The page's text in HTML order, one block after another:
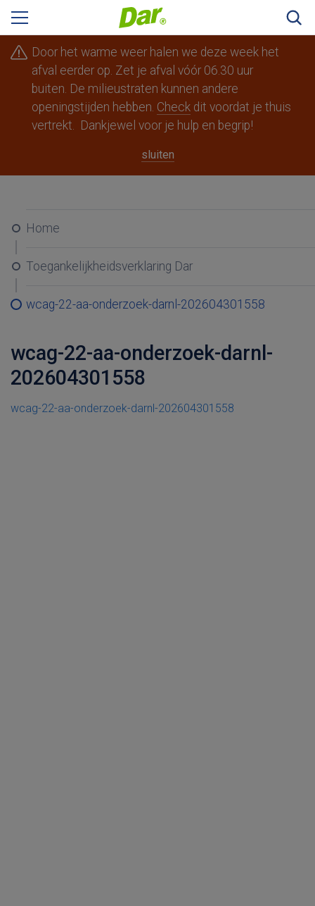
Door het warme weer halen we deze week het
afval eerder op. Zet je afval vóór 06.30 uur
buiten. De milieustraten kunnen andere
openingstijden hebben. Check dit voordat je thuis
vertrekt. Dankjewel voor je hulp en begrip!
sluiten
Home
Toegankelijkheids­verklaring Dar
wcag-22-aa-onderzoek-darnl-202604301558
wcag-22-aa-onderzoek-darnl-
202604301558
wcag-22-aa-onderzoek-darnl-202604301558
Berg en Dal Beuningen Druten
Mook en Middelaar